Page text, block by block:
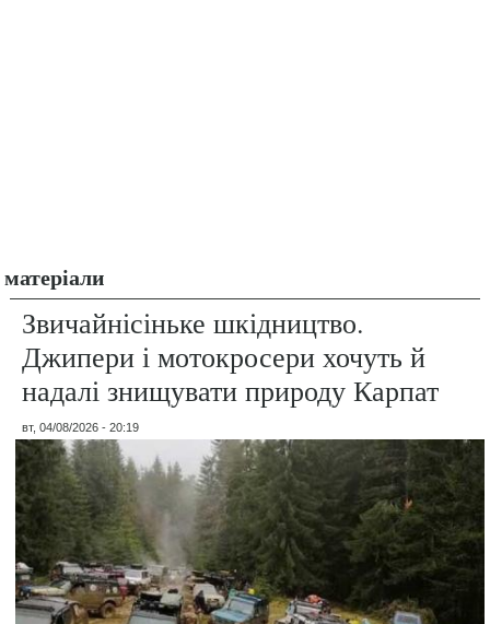
матеріали
Звичайнісіньке шкідництво.
Джипери і мотокросери хочуть й
надалі знищувати природу Карпат
вт, 04/08/2026 - 20:19